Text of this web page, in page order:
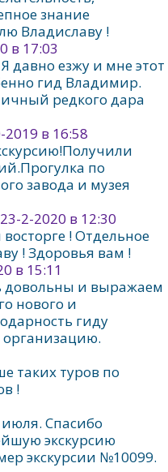
знание
Владиславу !
в 17:03
давно езжу и мне этот
гид Владимир.
редкого дара
2019 в 16:58
по
завода и музея
23-2-2020 в 12:30
! Отдельное
! Здоровья вам !
в 15:11
довольны и выражаем
нового и
гиду
организацию.
таких туров по
!
Спасибо
экскурсию
экскурсии №10099.